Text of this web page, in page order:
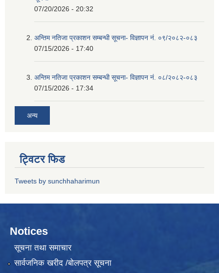
07/20/2026 - 20:32
अन्तिम नतिजा प्रकाशन सम्बन्धी सूचना- विज्ञापन नं. ०९/२०८२-०८३
07/15/2026 - 17:40
अन्तिम नतिजा प्रकाशन सम्बन्धी सूचना- विज्ञापन नं. ०८/२०८२-०८३
07/15/2026 - 17:34
अन्य
ट्विटर फिड
Tweets by sunchhaharimun
Notices
सूचना तथा समाचार
सार्वजनिक खरीद /बोलपत्र सूचना